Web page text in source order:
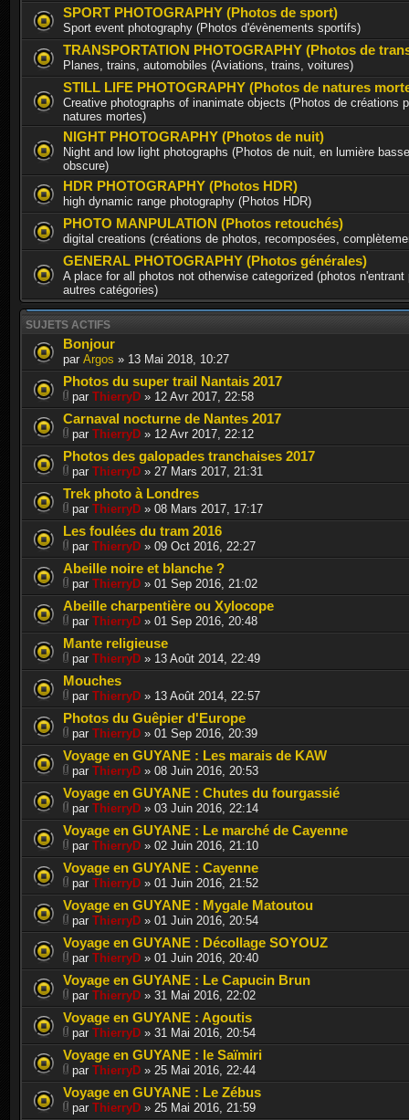
SPORT PHOTOGRAPHY (Photos de sport)
Sport event photography (Photos d'évènements sportifs)
TRANSPORTATION PHOTOGRAPHY (Photos de
Planes, trains, automobiles (Aviations, trains, voitures)
STILL LIFE PHOTOGRAPHY (Photos de natures
Creative photographs of inanimate objects (Photos de créations
natures mortes)
NIGHT PHOTOGRAPHY (Photos de nuit)
Night and low light photographs (Photos de nuit, en lumière
obscure)
HDR PHOTOGRAPHY (Photos HDR)
high dynamic range photography (Photos HDR)
PHOTO MANPULATION (Photos retouchés)
digital creations (créations de photos, recomposées,
GENERAL PHOTOGRAPHY (Photos générales)
A place for all photos not otherwise categorized (photos
autres catégories)
SUJETS ACTIFS
Bonjour
par Argos » 13 Mai 2018, 10:27
Photos du super trail Nantais 2017
par ThierryD » 12 Avr 2017, 22:58
Carnaval nocturne de Nantes 2017
par ThierryD » 12 Avr 2017, 22:12
Photos des galopades tranchaises 2017
par ThierryD » 27 Mars 2017, 21:31
Trek photo à Londres
par ThierryD » 08 Mars 2017, 17:17
Les foulées du tram 2016
par ThierryD » 09 Oct 2016, 22:27
Abeille noire et blanche ?
par ThierryD » 01 Sep 2016, 21:02
Abeille charpentière ou Xylocope
par ThierryD » 01 Sep 2016, 20:48
Mante religieuse
par ThierryD » 13 Août 2014, 22:49
Mouches
par ThierryD » 13 Août 2014, 22:57
Photos du Guêpier d'Europe
par ThierryD » 01 Sep 2016, 20:39
Voyage en GUYANE : Les marais de KAW
par ThierryD » 08 Juin 2016, 20:53
Voyage en GUYANE : Chutes du fourgassié
par ThierryD » 03 Juin 2016, 22:14
Voyage en GUYANE : Le marché de Cayenne
par ThierryD » 02 Juin 2016, 21:10
Voyage en GUYANE : Cayenne
par ThierryD » 01 Juin 2016, 21:52
Voyage en GUYANE : Mygale Matoutou
par ThierryD » 01 Juin 2016, 20:54
Voyage en GUYANE : Décollage SOYOUZ
par ThierryD » 01 Juin 2016, 20:40
Voyage en GUYANE : Le Capucin Brun
par ThierryD » 31 Mai 2016, 22:02
Voyage en GUYANE : Agoutis
par ThierryD » 31 Mai 2016, 20:54
Voyage en GUYANE : le Saïmiri
par ThierryD » 25 Mai 2016, 22:44
Voyage en GUYANE : Le Zébus
par ThierryD » 25 Mai 2016, 21:59